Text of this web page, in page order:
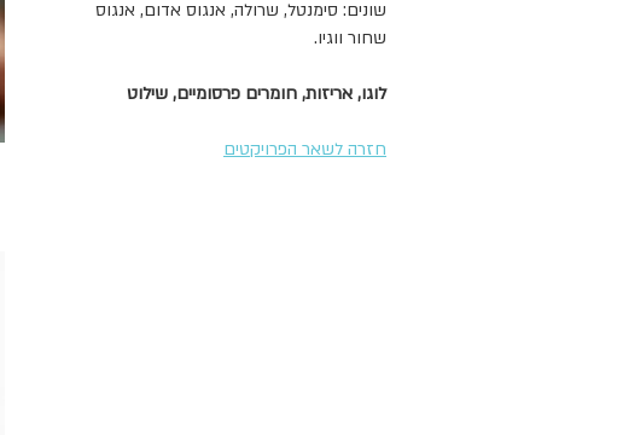
שונים: סימנטל, שרולה, אנגוס אדום, אנגוס
שחור ווגיו.
לוגו, אריזות, חומרים פרסומיים, שילוט
חזרה לשאר הפרויקטים